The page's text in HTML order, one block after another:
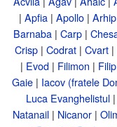
| Apfia| Apollo| Arhip
Barnaba| Carp|
Crisp| Codrat| Cvart|
| Evod | Filimon |
Gaie | Iacov (fratele
Luca Evanghelistul|
Natanail | Nicanor |